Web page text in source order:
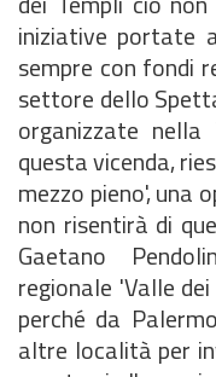
iniziative portate
sempre con fondi
settore dello
organizzate
questa vicenda,
mezzo pieno',
non risentirà di
Gaetano
regionale 'Valle
perché da
altre località per